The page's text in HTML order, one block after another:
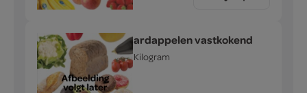
aardappelen vastkokend
3 Kilogram